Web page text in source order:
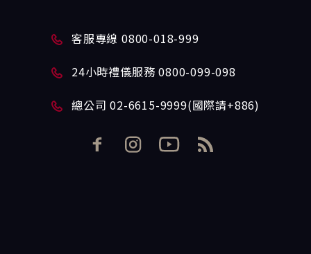
客服專線 0800-018-999
24小時禮儀服務 0800-099-098
總公司 02-6615-9999(國際請+886)